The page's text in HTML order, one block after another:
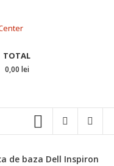
TOTAL
0,00 lei
de baza Dell Inspiron